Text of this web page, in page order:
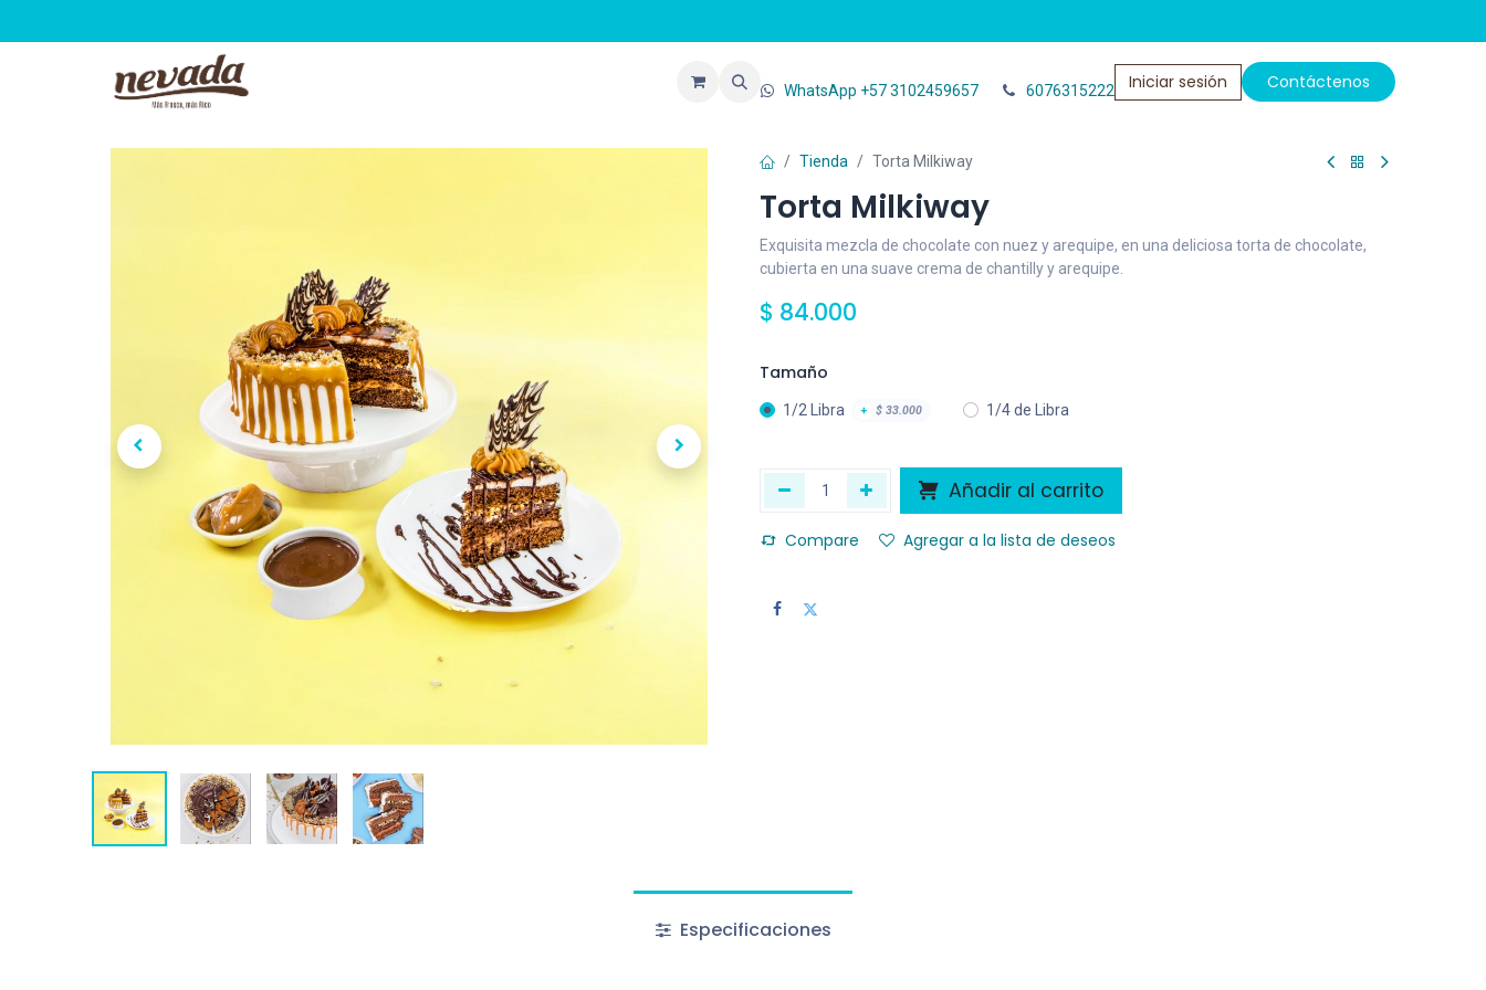
Contáctenos WhatsApp +57 3102459657 6076315222 Iniciar sesión Contáctenos​​​​
Tienda Torta Milkiway
Torta Milkiway
Exquisita mezcla de chocolate con nuez y arequipe, en una deliciosa torta de chocolate,
cubierta en una suave crema de chantilly y arequipe.
$ 84.000
Tamaño
1/2 Libra + $ 33.000 1/4 de Libra
Añadir al carrito
Compare Agregar a la lista de deseos
Especificaciones